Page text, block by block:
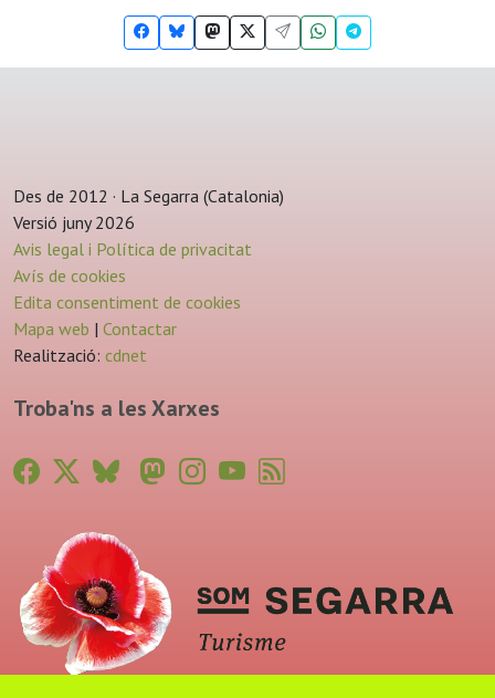
Des de 2012 · La Segarra (Catalonia)
Versió juny 2026
Avis legal i Política de privacitat
Avís de cookies
Edita consentiment de cookies
Mapa web | Contactar
Realització: cdnet
Troba'ns a les Xarxes